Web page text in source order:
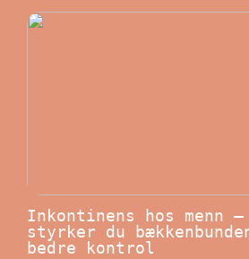
Inkontinens hos menn –
styrker du
bedre kontrol